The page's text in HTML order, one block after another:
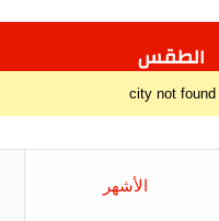
الطقس
city not found
الأشهر